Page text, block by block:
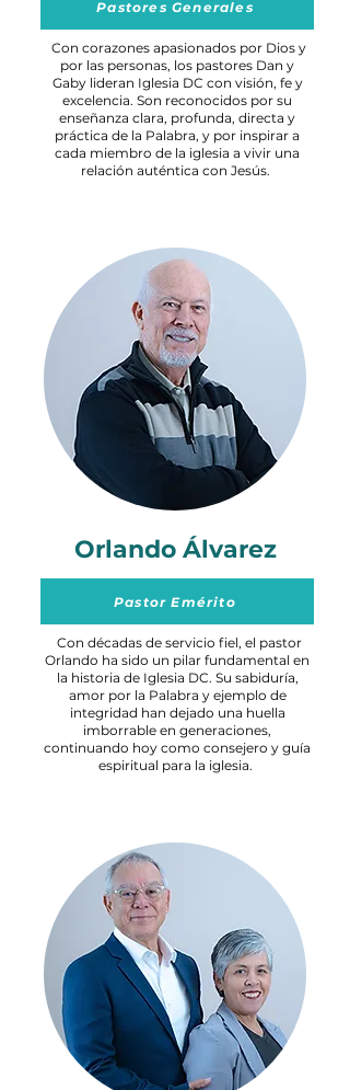
Pastores Generales
Con corazones apasionados por Dios y
por las personas, los pastores Dan y
Gaby lideran Iglesia DC con visión, fe y
excelencia. Son reconocidos por su
enseñanza clara, profunda, directa y
práctica de la Palabra, y por inspirar a
cada miembro de la iglesia a vivir una
relación auténtica con Jesús.
Orlando Álvarez
Pastor Emérito
Con décadas de servicio fiel, el pastor
Orlando ha sido un pilar fundamental en
la historia de Iglesia DC. Su sabiduría,
amor por la Palabra y ejemplo de
integridad han dejado una huella
imborrable en generaciones,
continuando hoy como consejero y guía
espiritual para la iglesia.